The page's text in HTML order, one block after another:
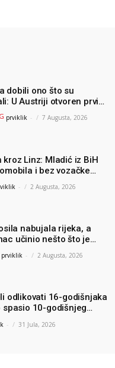
dobili ono što su
U Austriji otvoren prvi
prviklik - 7 Augusta, 2026
Linz: Mladić iz BiH
i bez vozačke
- 2 Augusta, 2026
nabujala rijeka, a
učinio nešto što je
riječi
prviklik - 2 Augusta, 2026
odlikovati 16-godišnjaka
spasio 10-godišnjeg
valova
- 31 Jula, 2026